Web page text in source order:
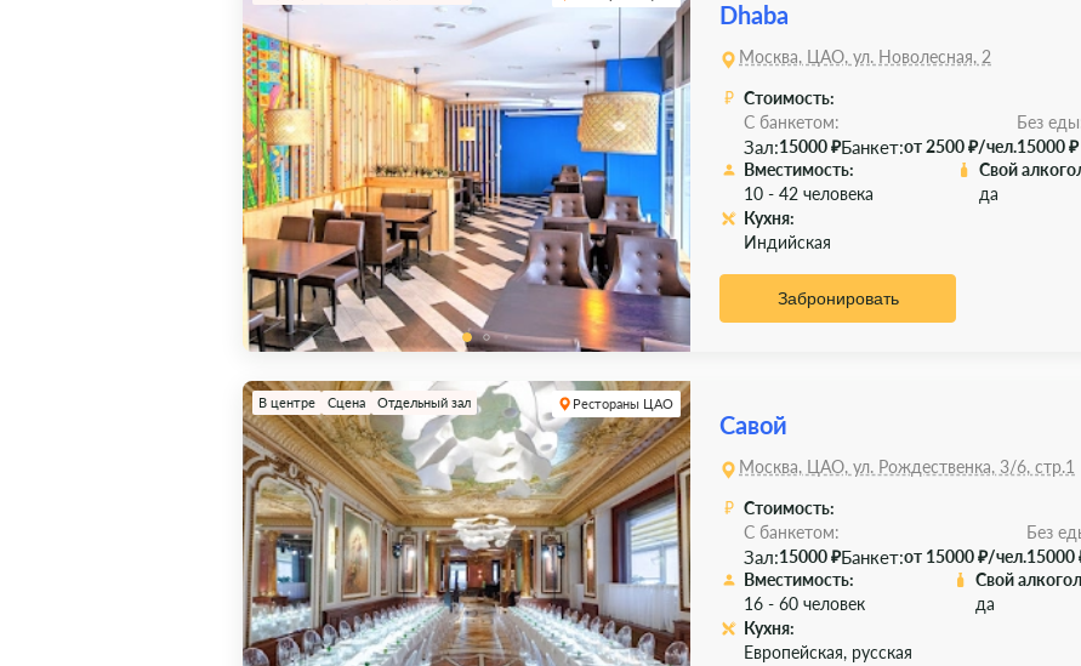
Dhaba
Москва, ЦАО, ул. Новолесная, 2
Стоимость:
С банкетом:
Зал:15000 ₽Банкет:от 2500 ₽/чел.
Без
15000 ₽
Вместимость:
10 - 42 человека
Свой
да
Кухня:
Индийская
Забронировать
В центре Сцена Отдельный зал Рестораны ЦАО
Савой
Москва, ЦАО, ул. Рождественка, 3/6, стр.1
Стоимость:
С банкетом:
Зал:15000 ₽Банкет:от 15000 ₽/чел.
Без
15000
Вместимость:
16 - 60 человек
Свой
да
Кухня:
Европейская, русская